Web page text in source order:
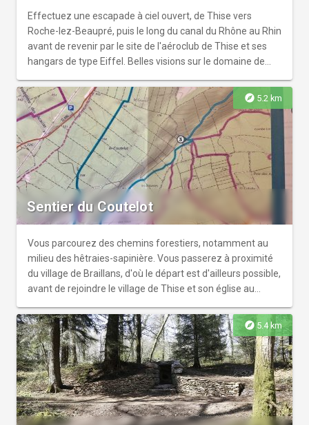
Effectuez une escapade à ciel ouvert, de Thise vers
Roche-lez-Beaupré, puis le long du canal du Rhône au Rhin
avant de revenir par le site de l'aéroclub de Thise et ses
hangars de type Eiffel. Belles visions sur le domaine de
silhouette du château de Montfaucon sur sa colline ;
Roche-lez-Beaupré (clocher comtois, panneaux
découverte) ; beaux platanes & tilleuls centenaires au bord
du canal du Rhône au Rhin ; jolie vue sur l'église de
Chalèze ; retour à Thise (par la route) ; hangars classés de
type Eiffel (1938) sur l'aérodrome puis via le centre
historique (fontaines, église St Hilaire).
explore 5.2 km
Sentier du Coutelot
Vous parcourez des chemins forestiers, notamment au
milieu des hêtraies-sapinière. Vous passerez à proximité
du village de Braillans, d'où le départ est d'ailleurs possible,
avant de rejoindre le village de Thise et son église au
parking du restaurant de Braillans, suivez le descriptif à
partir du point n° 2.
explore 5.4 km